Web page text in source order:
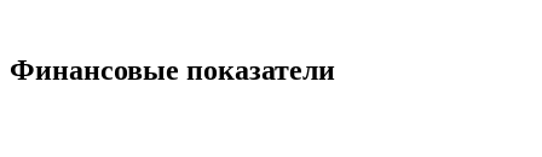
Финансовые показатели